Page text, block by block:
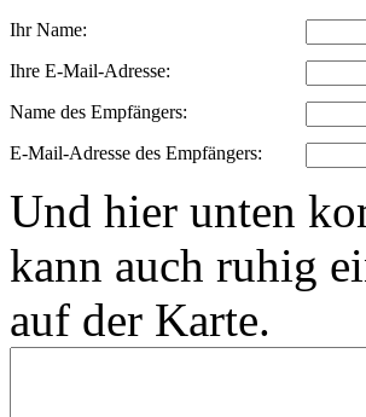
Ihr Name:
Ihre E-Mail-Adresse:
Name des Empfängers:
E-Mail-Adresse des Empfängers:
Und hier unten
kann auch ruhig
auf der Karte.